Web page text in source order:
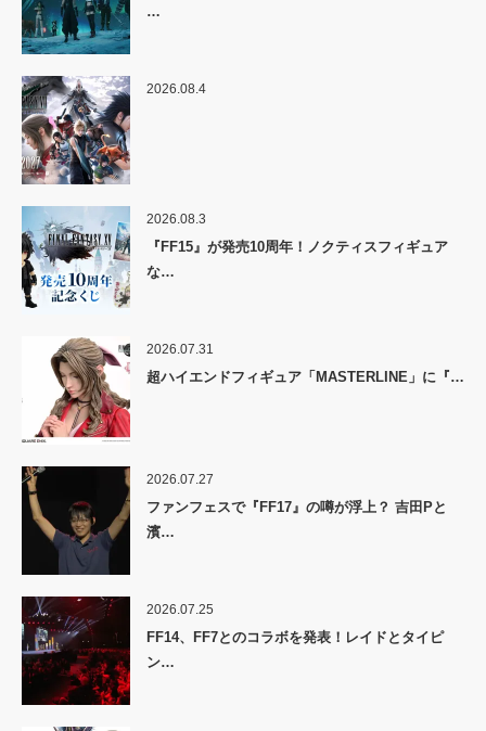
…
2026.08.4
2026.08.3
『FF15』が発売10周年！ノクティスフィギュア
な…
2026.07.31
超ハイエンドフィギュア「MASTERLINE」に『…
2026.07.27
ファンフェスで『FF17』の噂が浮上？ 吉田Pと
濱…
2026.07.25
FF14、FF7とのコラボを発表！レイドとタイピ
ン…